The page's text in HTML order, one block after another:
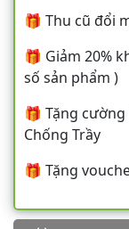
🎁 Thu cũ đổi
🎁 Giảm 20%
số sản phẩm )
🎁 Tặng cường
Chống Trầy
🎁 Tặng